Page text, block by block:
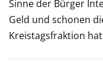
Sinne der Bürger
Geld und schonen
Kreistagsfraktion